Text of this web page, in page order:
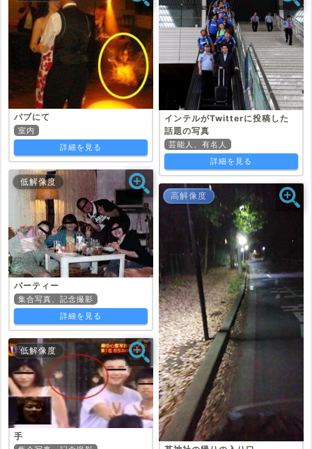
パブにて
室内
詳細を見る
低解像度
パーティー
集合写真、記念撮影
詳細を見る
低解像度
手
インテルがTwitterに投稿した
話題の写真
芸能人、有名人
詳細を見る
高解像度